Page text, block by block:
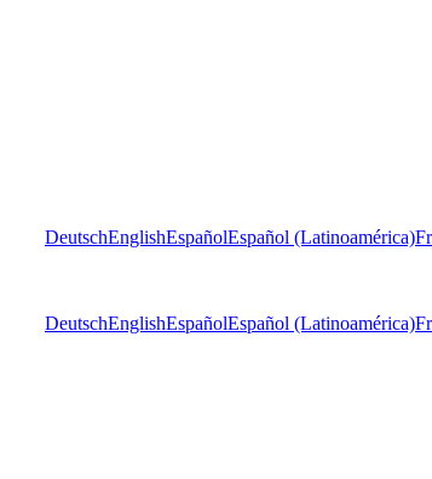
DeutschEnglishEspañolEspañol (Latinoamérica)
DeutschEnglishEspañolEspañol (Latinoamérica)